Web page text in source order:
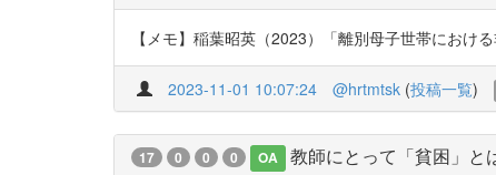
【メモ】稲葉昭英（2023）「離別母子世帯にお
2023-11-01 10:07:24 @hrtmtsk (投稿一覧)
17 0 0 0 OA 教師にとって「貧困」